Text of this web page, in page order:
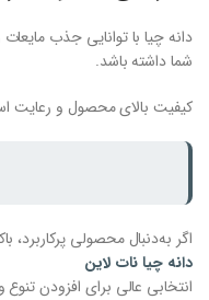
دانه چیا با توانایی جذب
شما داشته باشد.
کیفیت بالای محصول و رعایت
اگر به‌دنبال محصولی
دانه چیا نات لاین
انتخابی عالی برای افزودن